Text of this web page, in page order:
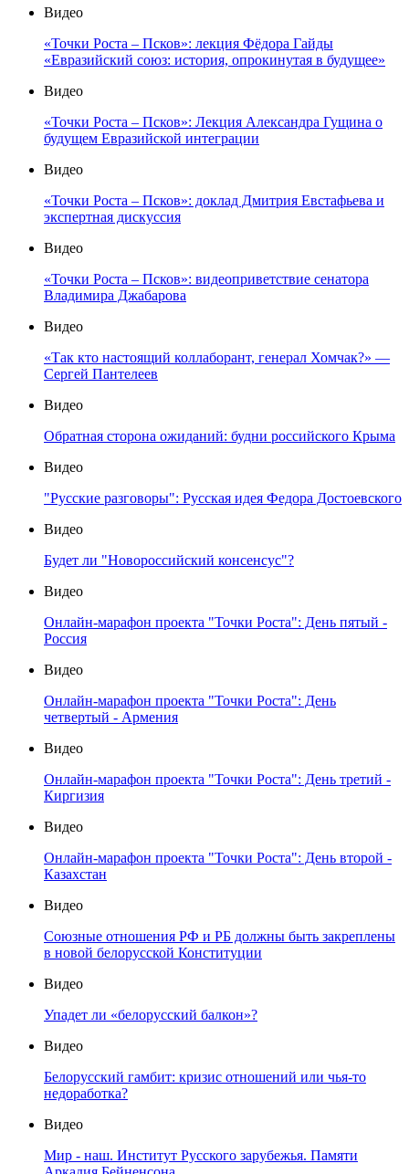
Видео
«Точки Роста – Псков»: лекция Фёдора Гайды
«Евразийский союз: история, опрокинутая в будущее»
Видео
«Точки Роста – Псков»: Лекция Александра Гущина о
будущем Евразийской интеграции
Видео
«Точки Роста – Псков»: доклад Дмитрия Евстафьева и
экспертная дискуссия
Видео
«Точки Роста – Псков»: видеоприветствие сенатора
Владимира Джабарова
Видео
«Так кто настоящий коллаборант, генерал Хомчак?» —
Сергей Пантелеев
Видео
Обратная сторона ожиданий: будни российского Крыма
Видео
"Русские разговоры": Русская идея Федора Достоевского
Видео
Будет ли "Новороссийский консенсус"?
Видео
Онлайн-марафон проекта "Точки Роста": День пятый -
Россия
Видео
Онлайн-марафон проекта "Точки Роста": День
четвертый - Армения
Видео
Онлайн-марафон проекта "Точки Роста": День третий -
Киргизия
Видео
Онлайн-марафон проекта "Точки Роста": День второй -
Казахстан
Видео
Союзные отношения РФ и РБ должны быть закреплены
в новой белорусской Конституции
Видео
Упадет ли «белорусский балкон»?
Видео
Белорусский гамбит: кризис отношений или чья-то
недоработка?
Видео
Мир - наш. Институт Русского зарубежья. Памяти